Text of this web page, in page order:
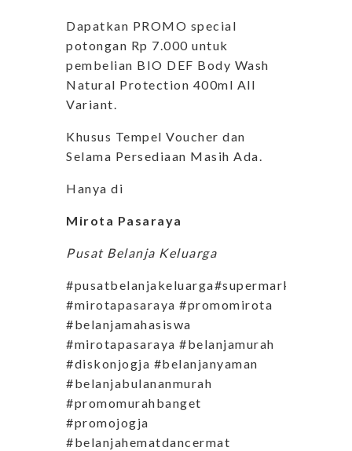
Dapatkan PROMO special
potongan Rp 7.000 untuk
pembelian BIO DEF Body Wash
Natural Protection 400ml All
Variant.
Khusus Tempel Voucher dan
Selama Persediaan Masih Ada.
Hanya di
Mirota Pasaraya
Pusat Belanja Keluarga
#pusatbelanjakeluarga#supermarketjogja
#mirotapasaraya #promomirota
#belanjamahasiswa
#mirotapasaraya #belanjamurah
#diskonjogja #belanjanyaman
#belanjabulananmurah
#promomurahbanget
#promojogja
#belanjahematdancermat